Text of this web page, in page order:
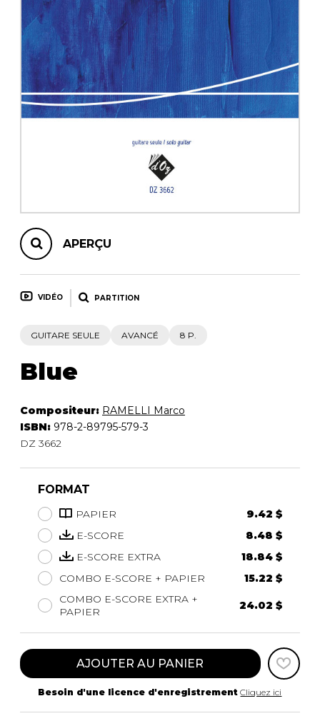
AUTRES PRODUITS
APERÇU
VIDÉO PARTITION
GUITARE SEULE AVANCÉ 8 P.
Blue
Compositeur: RAMELLI Marco
ISBN: 978-2-89795-579-3
DZ 3662
FORMAT
PAPIER
9.42 $
E-SCORE
8.48 $
E-SCORE EXTRA
18.84 $
COMBO E-SCORE + PAPIER
15.22 $
COMBO E-SCORE EXTRA +
PAPIER
24.02 $
AJOUTER AU PANIER
Besoin d'une licence d'enregistrement Cliquez ici